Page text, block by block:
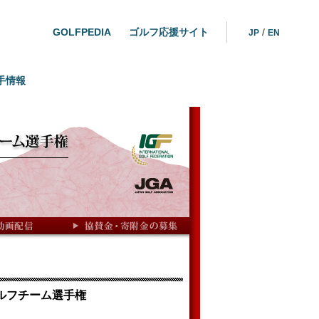
GOLFPEDIA ゴルフ応援サイト JP / EN
情報
フチーム選手権